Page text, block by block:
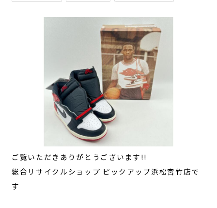
ご覧いただきありがとうございます!!
総合リサイクルショップ ピックアップ浜松宮竹店で
す